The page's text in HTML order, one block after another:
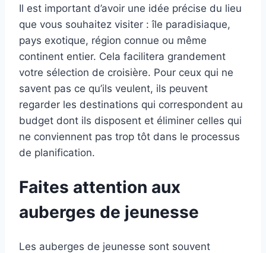
Il est important d’avoir une idée précise du lieu
que vous souhaitez visiter : île paradisiaque,
pays exotique, région connue ou même
continent entier. Cela facilitera grandement
votre sélection de croisière. Pour ceux qui ne
savent pas ce qu’ils veulent, ils peuvent
regarder les destinations qui correspondent au
budget dont ils disposent et éliminer celles qui
ne conviennent pas trop tôt dans le processus
de planification.
Faites attention aux
auberges de jeunesse
Les auberges de jeunesse sont souvent